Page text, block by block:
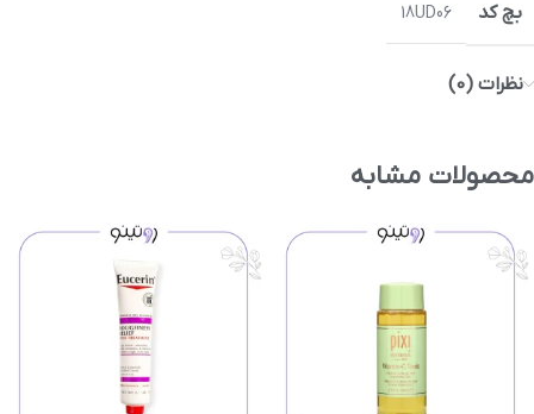
بچ کد 18UD06
نظرات (0)
محصولات مشابه